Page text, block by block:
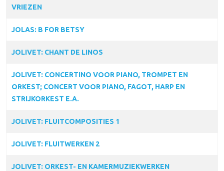
VRIEZEN
JOLAS: B FOR BETSY
JOLIVET: CHANT DE LINOS
JOLIVET: CONCERTINO VOOR PIANO, TROMPET EN
ORKEST; CONCERT VOOR PIANO, FAGOT, HARP EN
STRIJKORKEST E.A.
JOLIVET: FLUITCOMPOSITIES 1
JOLIVET: FLUITWERKEN 2
JOLIVET: ORKEST- EN KAMERMUZIEKWERKEN